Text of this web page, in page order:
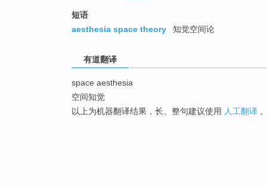
短语
aesthesia space theory
知觉空间论
有道翻译
space aesthesia
空间知觉
以上为机器翻译结果，长、整句建议使用 人工翻译